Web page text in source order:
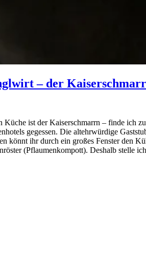
– der
Küche ist der Kaiserschmarrn – finde
gegessen. Die altehrwürdige
könnt ihr durch ein großes Fenster den
(Pflaumenkompott). Deshalb stelle